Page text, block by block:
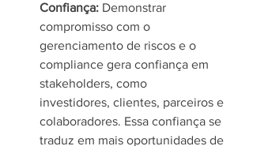
Confiança: Demonstrar
compromisso com o
gerenciamento de riscos e o
compliance gera confiança em
stakeholders, como
investidores, clientes, parceiros e
colaboradores. Essa confiança se
traduz em mais oportunidades de